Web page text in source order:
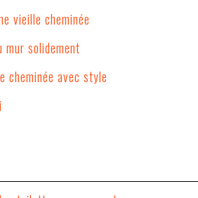
vieille cheminée
solidement
cheminée avec style